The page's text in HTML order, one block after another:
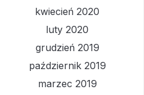
kwiecień 2020
luty 2020
grudzień 2019
październik 2019
marzec 2019